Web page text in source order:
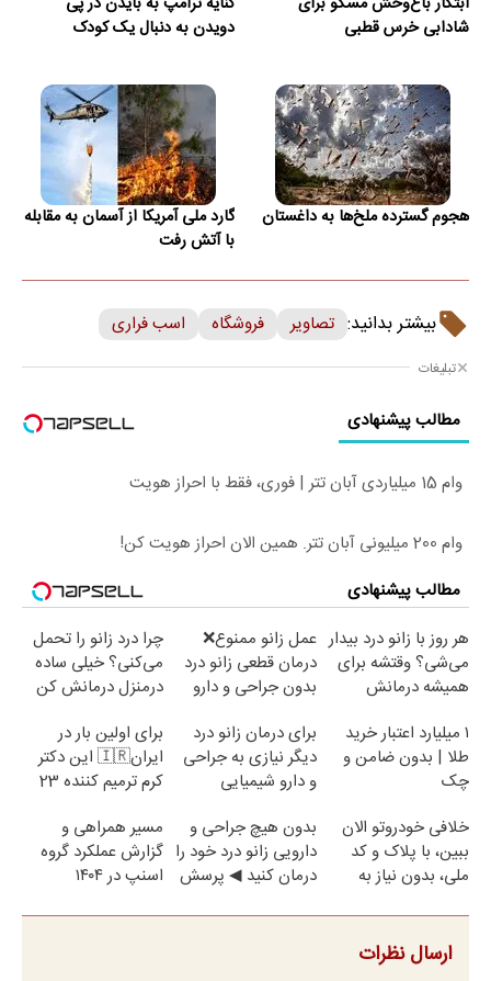
شادابی خرس قطبی
دویدن به دنبال یک کودک
هجوم گسترده ملخ‌ها به داغستان
گارد ملی آمریکا از آسمان به مقابله
با آتش رفت
بیشتر بدانید: تصاویر فروشگاه اسب فراری
تبلیغات
مطالب پیشنهادی
وام 15 میلیاردی آبان تتر | فوری، فقط با احراز هویت
وام 200 میلیونی آبان تتر. همین الان احراز هویت کن!
مطالب پیشنهادی
هر روز با زانو درد بیدار
می‌شی؟ وقتشه برای
همیشه درمانش
عمل زانو ممنوع❌
درمان قطعی زانو درد
بدون جراحی و دارو
چرا درد زانو را تحمل
می‌کنی؟ خیلی ساده
درمنزل درمانش کن
۱ میلیارد اعتبار خرید
طلا | بدون ضامن و
چک
برای درمان زانو درد
دیگر نیازی به جراحی
و دارو شیمیایی
برای اولین بار در
ایران🇮🇷 این دکتر
کرم ترمیم کننده 23
خلافی خودروتو الان
ببین، با پلاک و کد
ملی، بدون نیاز به
بدون هیچ جراحی و
دارویی زانو درد خود را
درمان کنید ◀ پرسش
مسیر همراهی و
گزارش عملکرد گروه
اسنپ در ۱۴۰۴
ارسال نظرات